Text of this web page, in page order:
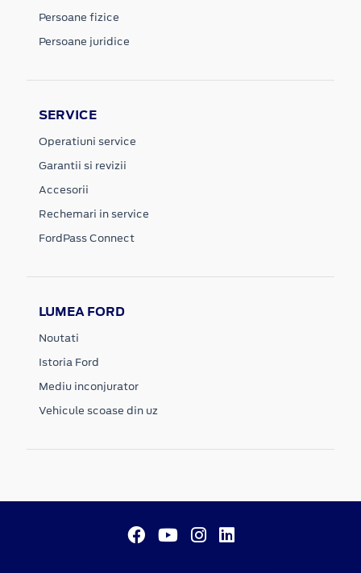
Persoane fizice
Persoane juridice
SERVICE
Operatiuni service
Garantii si revizii
Accesorii
Rechemari in service
FordPass Connect
LUMEA FORD
Noutati
Istoria Ford
Mediu inconjurator
Vehicule scoase din uz